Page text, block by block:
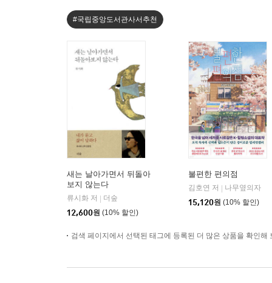
#국립중앙도서관사서추천
새는 날아가면서 뒤돌아
보지 않는다
류시화 저
더숲
12,600원 (10% 할인)
불편한 편의점
김호연 저
나무옆의자
15,120원 (10% 할인)
검색 페이지에서 선택된 태그에 등록된 더 많은 상품을 확인해